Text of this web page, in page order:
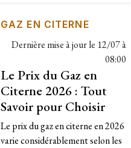
GAZ EN CITERNE
Dernière mise à jour le 12/07 à
08:00
Le Prix du Gaz en
Citerne 2026 : Tout
Savoir pour Choisir
Le prix du gaz en citerne en 2026
varie considérablement selon les